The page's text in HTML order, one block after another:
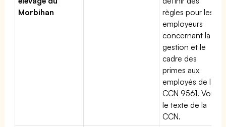
Morbihan
règles pour les
employeurs
concernant la
gestion et le
cadre des
primes aux
employés de la
CCN 9561. Voir
le texte de la
CCN.